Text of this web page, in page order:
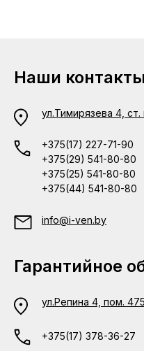
Наши
ул.Тимирязева 4,
+375(17) 227-71-90
+375(29) 541-80-80
+375(25) 541-80-80
+375(44) 541-80-80
info@i-ven.by
Гарантийное
ул.Репина 4, пом.
+375(17) 378-36-27